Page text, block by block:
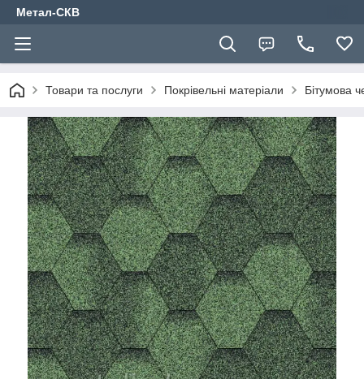
Метал-СКВ
Товари та послуги Покрівельні матеріали Бітумова